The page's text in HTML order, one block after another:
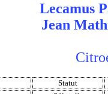
Lecamus
Jean
Statut